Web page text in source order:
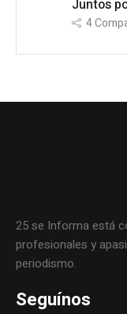
Juntos
4
25 se Informa está
profesionales y
periodismo.
Seguínos